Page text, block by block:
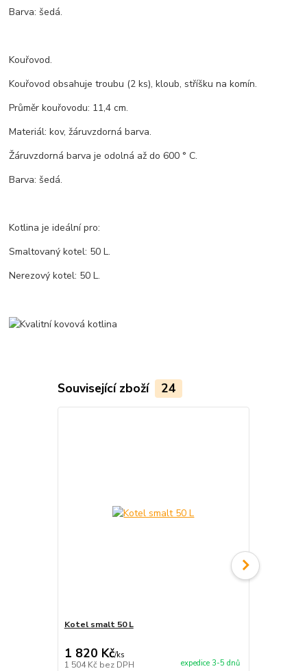
Barva: šedá.
Kouřovod.
Kouřovod obsahuje troubu (2 ks), kloub, stříšku na komín.
Průměr kouřovodu: 11,4 cm.
Materiál: kov, žáruvzdorná barva.
Žáruvzdorná barva je odolná až do 600 ° C.
Barva: šedá.
Kotlina je ideální pro:
Smaltovaný kotel: 50 L.
Nerezový kotel: 50 L.
Související zboží 24
Kotel smalt 50 L
1 820 Kč/ks
1 504 Kč bez DPH expedice 3-5 dnů